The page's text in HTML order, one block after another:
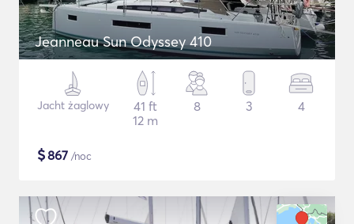
Jeanneau Sun Odyssey 410
Jacht żaglowy
41 ft
12 m
8 3 4
$867 /noc